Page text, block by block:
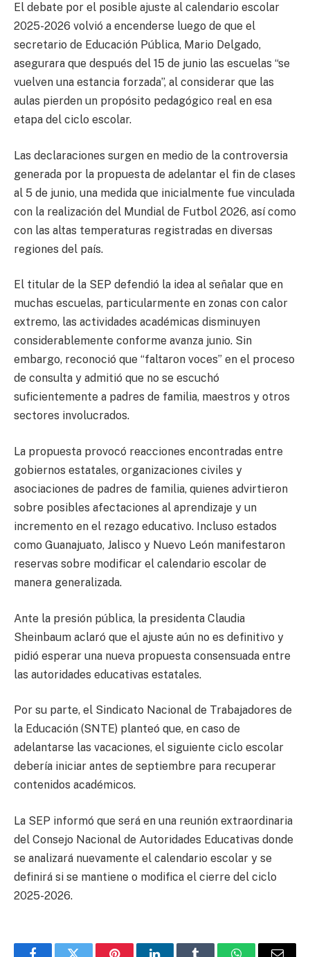
El debate por el posible ajuste al calendario escolar
2025-2026 volvió a encenderse luego de que el
secretario de Educación Pública, Mario Delgado,
asegurara que después del 15 de junio las escuelas “se
vuelven una estancia forzada”, al considerar que las
aulas pierden un propósito pedagógico real en esa
etapa del ciclo escolar.
Las declaraciones surgen en medio de la controversia
generada por la propuesta de adelantar el fin de clases
al 5 de junio, una medida que inicialmente fue vinculada
con la realización del Mundial de Futbol 2026, así como
con las altas temperaturas registradas en diversas
regiones del país.
El titular de la SEP defendió la idea al señalar que en
muchas escuelas, particularmente en zonas con calor
extremo, las actividades académicas disminuyen
considerablemente conforme avanza junio. Sin
embargo, reconoció que “faltaron voces” en el proceso
de consulta y admitió que no se escuchó
suficientemente a padres de familia, maestros y otros
sectores involucrados.
La propuesta provocó reacciones encontradas entre
gobiernos estatales, organizaciones civiles y
asociaciones de padres de familia, quienes advirtieron
sobre posibles afectaciones al aprendizaje y un
incremento en el rezago educativo. Incluso estados
como Guanajuato, Jalisco y Nuevo León manifestaron
reservas sobre modificar el calendario escolar de
manera generalizada.
Ante la presión pública, la presidenta Claudia
Sheinbaum aclaró que el ajuste aún no es definitivo y
pidió esperar una nueva propuesta consensuada entre
las autoridades educativas estatales.
Por su parte, el Sindicato Nacional de Trabajadores de
la Educación (SNTE) planteó que, en caso de
adelantarse las vacaciones, el siguiente ciclo escolar
debería iniciar antes de septiembre para recuperar
contenidos académicos.
La SEP informó que será en una reunión extraordinaria
del Consejo Nacional de Autoridades Educativas donde
se analizará nuevamente el calendario escolar y se
definirá si se mantiene o modifica el cierre del ciclo
2025-2026.